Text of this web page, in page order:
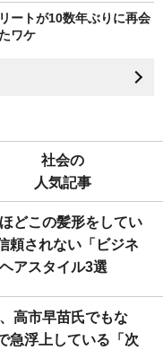
ートが10数年ぶりに再会
ワケ
社会の
人気記事
どこの髪形をしてい
頼されない「ビジネ
アスタイル3選
高市早苗氏でもな
急浮上している「次